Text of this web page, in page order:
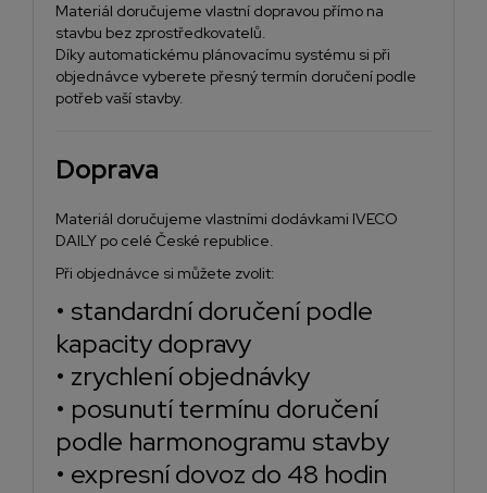
Materiál doručujeme vlastní dopravou přímo na
stavbu bez zprostředkovatelů.
Díky automatickému plánovacímu systému si při
objednávce vyberete přesný termín doručení podle
potřeb vaší stavby.
Doprava
Materiál doručujeme vlastními dodávkami IVECO
DAILY po celé České republice.
Při objednávce si můžete zvolit:
• standardní doručení podle
kapacity dopravy
• zrychlení objednávky
• posunutí termínu doručení
podle harmonogramu stavby
• expresní dovoz do 48 hodin